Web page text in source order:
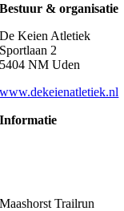
Bestuur & organisatie
De Keien Atletiek
Sportlaan 2
5404 NM Uden
www.dekeienatletiek.nl
Informatie
Maashorst Trailrun